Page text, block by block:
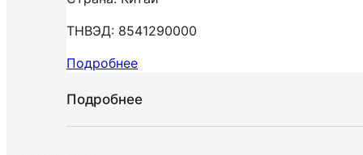
ТНВЭД: 8541290000
Подробнее
Подробнее